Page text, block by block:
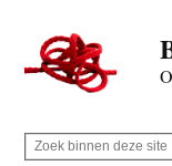
naar
de
inhoud
secondary
naar
de
sidebar
naar
de
Rechts
Z
Z